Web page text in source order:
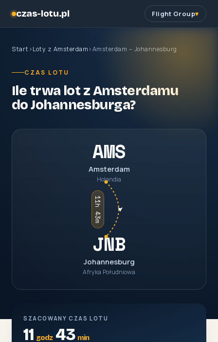
czas-lotu.pl Flight Group
Start ›Loty z Amsterdam›Amsterdam – Johannesburg
CZAS LOTU
Ile trwa lot z Amsterdamu
do Johannesburga?
AMS
Amsterdam
Holandia
11h 43m
JNB
Johannesburg
Afryka Południowa
SZACOWANY CZAS LOTU
11 godz43 min